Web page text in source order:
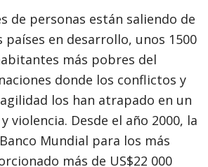
de personas están saliendo de
países en desarrollo, unos 1500
más pobres del
donde los conflictos y
los han atrapado en un
violencia. Desde el año 2000, la
Mundial para los más
más de US$22 000